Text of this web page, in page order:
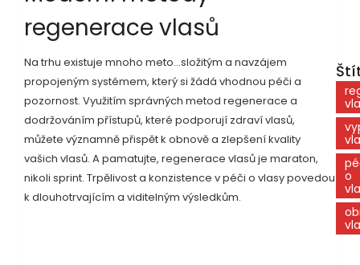
regenerace vlasů
Na trhu existuje mnoho meto...složitým a navzájem
propojeným systémem, který si žádá vhodnou péči a
pozornost. Využitím správných metod regenerace a
dodržováním přístupů, které podporují zdraví vlasů,
můžete významně přispět k obnově a zlepšení kvality
vašich vlasů. A pamatujte, regenerace vlasů je maraton,
nikoli sprint. Trpělivost a konzistence v péči o vlasy povedou
k dlouhotrvajícím a viditelným výsledkům.
o